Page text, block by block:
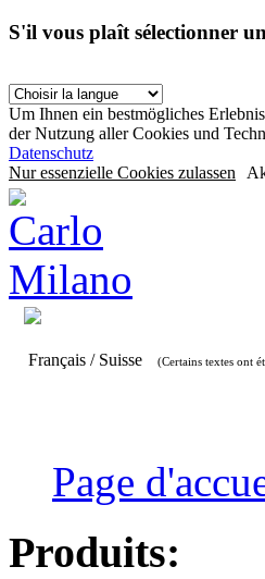
S'il vous plaît sélectionner
Um Ihnen ein bestmögliches
der Nutzung aller Cookies und
Datenschutz
Nur essenzielle Cookies zulassen
Français / Suisse (Certains textes ont
Page
Produits: